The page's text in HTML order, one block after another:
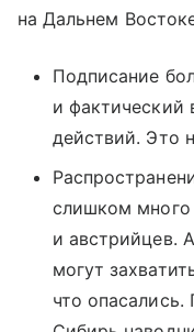
на Дальнем
Подписание
и фактический
действий. Это
слишком много
и австрийцев.
могут
что